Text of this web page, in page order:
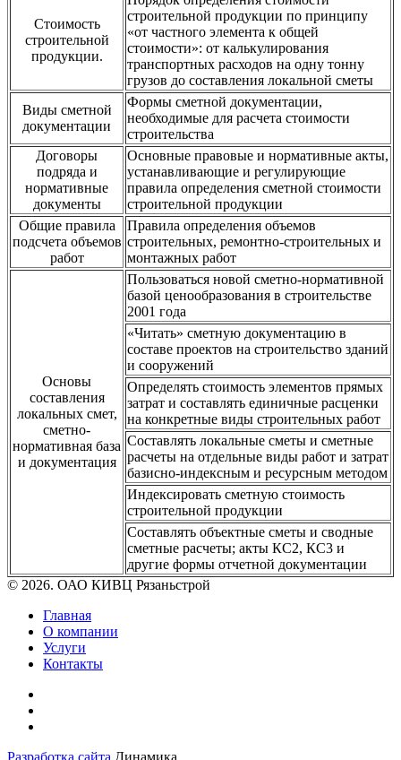
Стоимость
строительной
продукции.
строительной продукции по принципу
«от частного элемента к общей
стоимости»: от калькулирования
транспортных расходов на одну тонну
грузов до составления локальной сметы
Виды сметной
документации
Формы сметной документации,
необходимые для расчета стоимости
строительства
Договоры
подряда и
нормативные
документы
Основные правовые и нормативные акты,
устанавливающие и регулирующие
правила определения сметной стоимости
строительной продукции
Общие правила
подсчета объемов
работ
Правила определения объемов
строительных, ремонтно-строительных и
монтажных работ
Основы
составления
локальных смет,
сметно-
нормативная база
и документация
Пользоваться новой сметно-нормативной
базой ценообразования в строительстве
2001 года
«Читать» сметную документацию в
составе проектов на строительство зданий
и сооружений
Определять стоимость элементов прямых
затрат и составлять единичные расценки
на конкретные виды строительных работ
Составлять локальные сметы и сметные
расчеты на отдельные виды работ и затрат
базисно-индексным и ресурсным методом
Индексировать сметную стоимость
строительной продукции
Составлять объектные сметы и сводные
сметные расчеты; акты КС2, КС3 и
другие формы отчетной документации
© 2026. ОАО КИВЦ Рязаньстрой
Главная
О компании
Услуги
Контакты
Разработка сайта Динамика